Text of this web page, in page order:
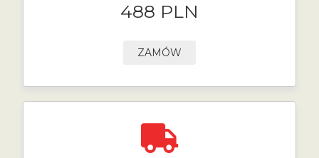
488 PLN
ZAMÓW